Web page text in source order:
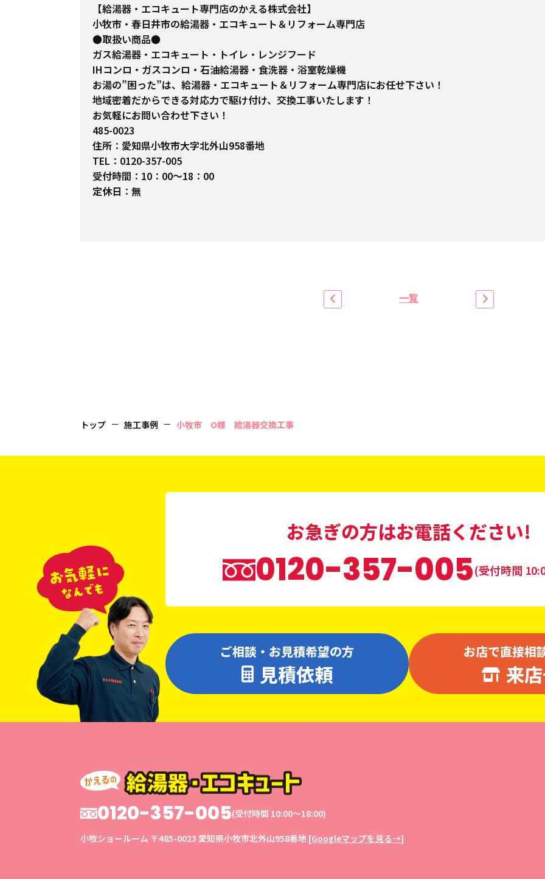
【給湯器・エコキュート専門店のかえる株式会社】
小牧市・春日井市の給湯器・エコキュート＆リフォーム専門店
●取扱い商品●
ガス給湯器・エコキュート・トイレ・レンジフード
IHコンロ・ガスコンロ・石油給湯器・食洗器・浴室乾燥機
お湯の”困った”は、給湯器・エコキュート＆リフォーム専門店にお任せ下さい！
地域密着だからできる対応力で駆け付け、交換工事いたします！
お気軽にお問い合わせ下さい！
485-0023
住所：愛知県小牧市大字北外山958番地
TEL：0120-357-005
受付時間：10：00～18：00
定休日：無
一覧
トップ 施工事例 小牧市 O様 給湯器交換工事
お急ぎの方はお電話ください!
0120-357-005(受付時間
ご相談・お見積希望の方
見積依頼
お店で直接相
来
0120-357-005(受付時間 10:00〜18:00)
小牧ショールーム 〒485-0023 愛知県小牧市北外山958番地 [Googleマップを見る→]